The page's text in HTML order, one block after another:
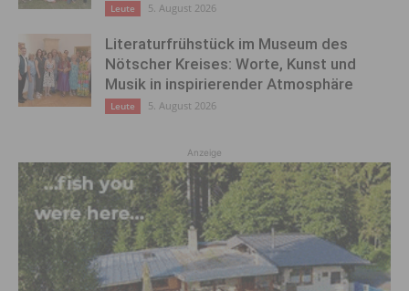
Leute 5. August 2026
Literaturfrühstück im Museum des
Nötscher Kreises: Worte, Kunst und
Musik in inspirierender Atmosphäre
Leute 5. August 2026
Anzeige